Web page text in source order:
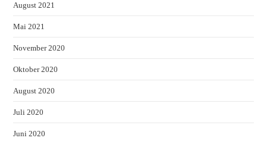
August 2021
Mai 2021
November 2020
Oktober 2020
August 2020
Juli 2020
Juni 2020